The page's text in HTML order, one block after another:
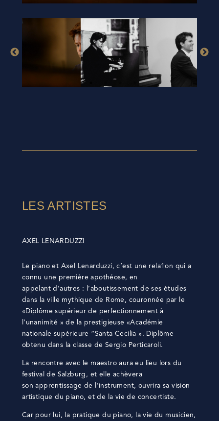
LES ARTISTES
AXEL LENARDUZZI
Le piano et Axel Lenarduzzi, c’est une rela1on qui a
connu une première apothéose, en
appelant d’autres : l’aboutissement de ses études
dans la ville mythique de Rome, couronnée par le
«Diplôme supérieur de perfectionnement à
l’unanimité » de la prestigieuse «Académie
nationale supérieure “Santa Cecilia ». Diplôme
obtenu dans la classe de Sergio Perticaroli.
La rencontre avec le maestro aura eu lieu lors du
festival de Salzburg, et elle achèvera
son apprentissage de l’instrument, ouvrira sa vision
artistique du piano, et de la vie de concertiste.
Car pour lui, la pratique du piano, la vie du musicien,